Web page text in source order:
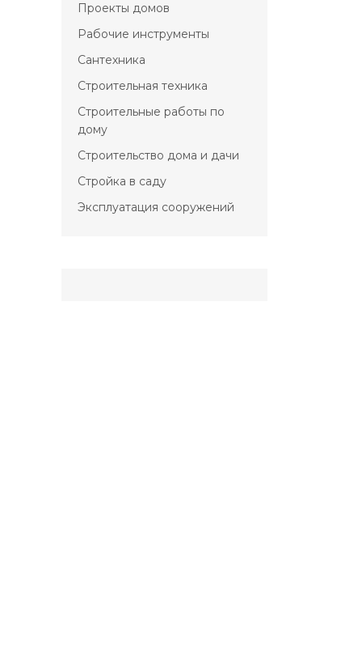
Проекты домов
Рабочие инструменты
Сантехника
Строительная техника
Строительные работы по
дому
Строительство дома и дачи
Стройка в саду
Эксплуатация сооружений